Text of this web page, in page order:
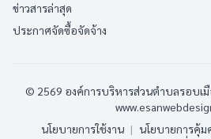
ข่าวสารล่าสุด
ประกาศจัดซื้อจัดจ้าง
© 2569 องค์การบริหารส่วนตำบลรอบเ
นโยบายการใช้งาน | นโยบายการคุ้